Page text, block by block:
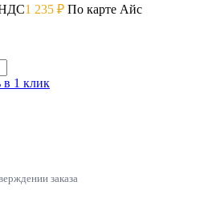
НДС1 235 ₽ По карте Айс
в 1 клик
заказа